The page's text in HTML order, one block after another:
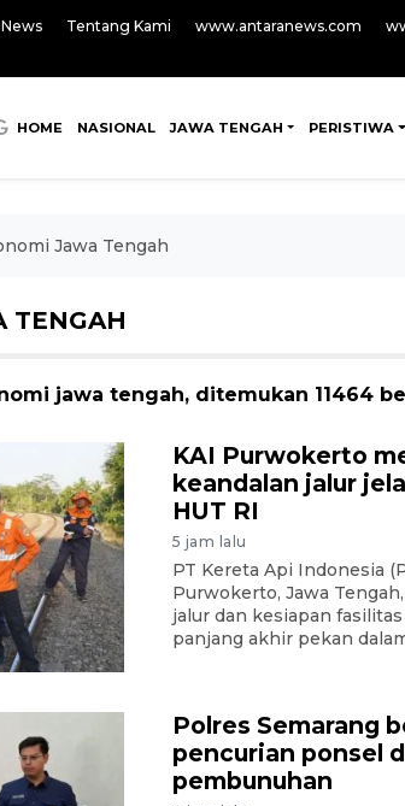
Tentang Kami www.antaranews.com
HOME NASIONAL JAWA TENGAH PERISTIWA
Jawa Tengah
TENGAH
jawa tengah, ditemukan 11464
KAI Purwokerto
keandalan jalur
HUT RI
5 jam lalu
PT Kereta Api Indonesia
Purwokerto, Jawa
jalur dan kesiapan
panjang akhir pekan
Polres Semarang
pencurian ponsel
pembunuhan